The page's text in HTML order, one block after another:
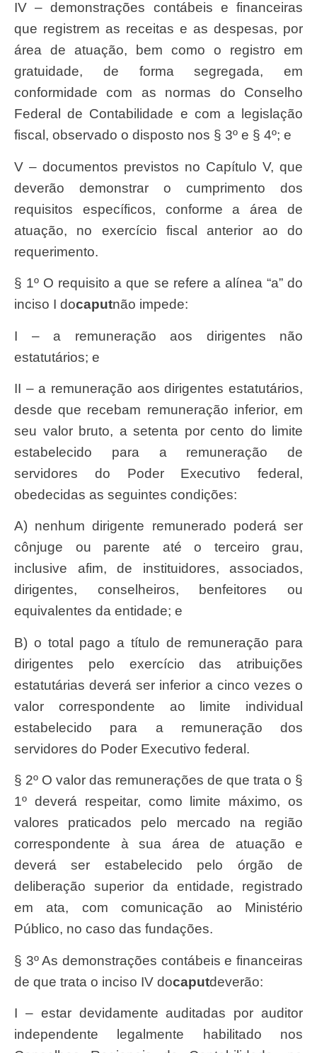
IV – demonstrações contábeis e financeiras
que registrem as receitas e as despesas, por
área de atuação, bem como o registro em
gratuidade, de forma segregada, em
conformidade com as normas do Conselho
Federal de Contabilidade e com a legislação
fiscal, observado o disposto nos § 3º e § 4º; e
V – documentos previstos no Capítulo V, que
deverão demonstrar o cumprimento dos
requisitos específicos, conforme a área de
atuação, no exercício fiscal anterior ao do
requerimento.
§ 1º O requisito a que se refere a alínea “a” do
inciso I do caputnão impede:
I – a remuneração aos dirigentes não
estatutários; e
II – a remuneração aos dirigentes estatutários,
desde que recebam remuneração inferior, em
seu valor bruto, a setenta por cento do limite
estabelecido para a remuneração de
servidores do Poder Executivo federal,
obedecidas as seguintes condições:
a) nenhum dirigente remunerado poderá ser
cônjuge ou parente até o terceiro grau,
inclusive afim, de instituidores, associados,
dirigentes, conselheiros, benfeitores ou
equivalentes da entidade; e
b) o total pago a título de remuneração para
dirigentes pelo exercício das atribuições
estatutárias deverá ser inferior a cinco vezes o
valor correspondente ao limite individual
estabelecido para a remuneração dos
servidores do Poder Executivo federal.
§ 2º O valor das remunerações de que trata o §
1º deverá respeitar, como limite máximo, os
valores praticados pelo mercado na região
correspondente à sua área de atuação e
deverá ser estabelecido pelo órgão de
deliberação superior da entidade, registrado
em ata, com comunicação ao Ministério
Público, no caso das fundações.
§ 3º As demonstrações contábeis e financeiras
de que trata o inciso IV do caputdeverão:
I – estar devidamente auditadas por auditor
independente legalmente habilitado nos